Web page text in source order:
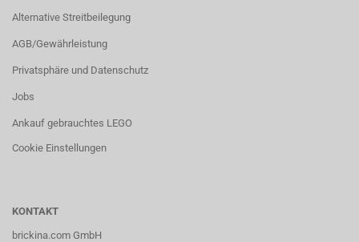
Alternative Streitbeilegung
AGB/Gewährleistung
Privatsphäre und Datenschutz
Jobs
Ankauf gebrauchtes LEGO
Cookie Einstellungen
KONTAKT
brickina.com GmbH